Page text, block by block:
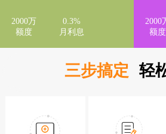
2000万
额度
0.3%
月利息
2000
额度
三步搞定 轻